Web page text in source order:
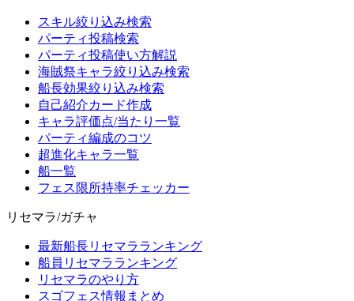
スキル絞り込み検索
パーティ投稿検索
パーティ投稿使い方解説
海賊祭キャラ絞り込み検索
船長効果絞り込み検索
自己紹介カード作成
キャラ評価点/当たり一覧
パーティ編成のコツ
超進化キャラ一覧
船一覧
フェス限所持率チェッカー
リセマラ/ガチャ
最新船長リセマラランキング
船員リセマラランキング
リセマラのやり方
スゴフェス情報まとめ